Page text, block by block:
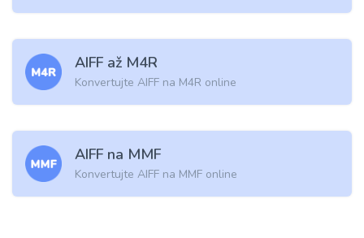
AIFF až M4R
Konvertujte AIFF na M4R online
AIFF na MMF
Konvertujte AIFF na MMF online